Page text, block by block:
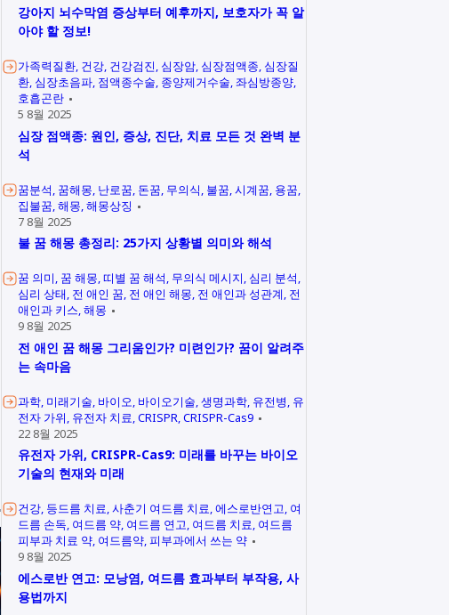
강아지 뇌수막염 증상부터 예후까지, 보호자가 꼭 알
아야 할 정보!
가족력질환 건강 건강검진 심장암 심장점액종 심장질
환 심장초음파 점액종수술 종양제거수술 좌심방종양
호흡곤란
5 8월 2025
심장 점액종: 원인, 증상, 진단, 치료 모든 것 완벽 분
석
꿈분석 꿈해몽 난로꿈 돈꿈 무의식 불꿈 시계꿈 용꿈
집불꿈 해몽 해몽상징
7 8월 2025
불 꿈 해몽 총정리: 25가지 상황별 의미와 해석
꿈 의미 꿈 해몽 띠별 꿈 해석 무의식 메시지 심리 분석
심리 상태 전 애인 꿈 전 애인 해몽 전 애인과 성관계 전
애인과 키스 해몽
9 8월 2025
전 애인 꿈 해몽 그리움인가? 미련인가? 꿈이 알려주
는 속마음
과학 미래기술 바이오 바이오기술 생명과학 유전병 유
전자 가위 유전자 치료 CRISPR CRISPR-Cas9
22 8월 2025
유전자 가위, CRISPR-Cas9: 미래를 바꾸는 바이오
기술의 현재와 미래
건강 등드름 치료 사춘기 여드름 치료 에스로반연고 여
드름 손독 여드름 약 여드름 연고 여드름 치료 여드름
피부과 치료 약 여드름약 피부과에서 쓰는 약
9 8월 2025
에스로반 연고: 모낭염, 여드름 효과부터 부작용, 사
용법까지